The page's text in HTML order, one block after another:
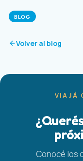
BLOG
Volver al blog
VIAJÁ
Conocé los